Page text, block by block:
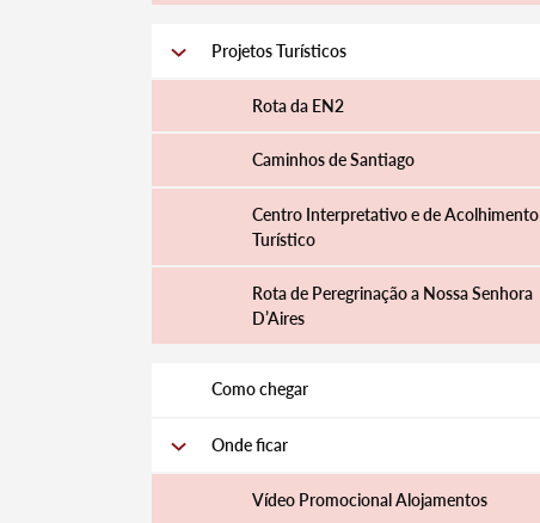
Projetos Turísticos
Rota da EN2
Caminhos de Santiago
Centro Interpretativo e de Acolhimento
Turístico
Rota de Peregrinação a Nossa Senhora
D’Aires
Como chegar
Onde ficar
Vídeo Promocional Alojamentos